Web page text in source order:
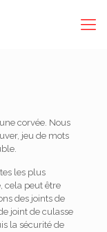
corvée. Nous
jeu de mots
les plus
cela peut être
des joints de
joint de culasse
la sécurité de